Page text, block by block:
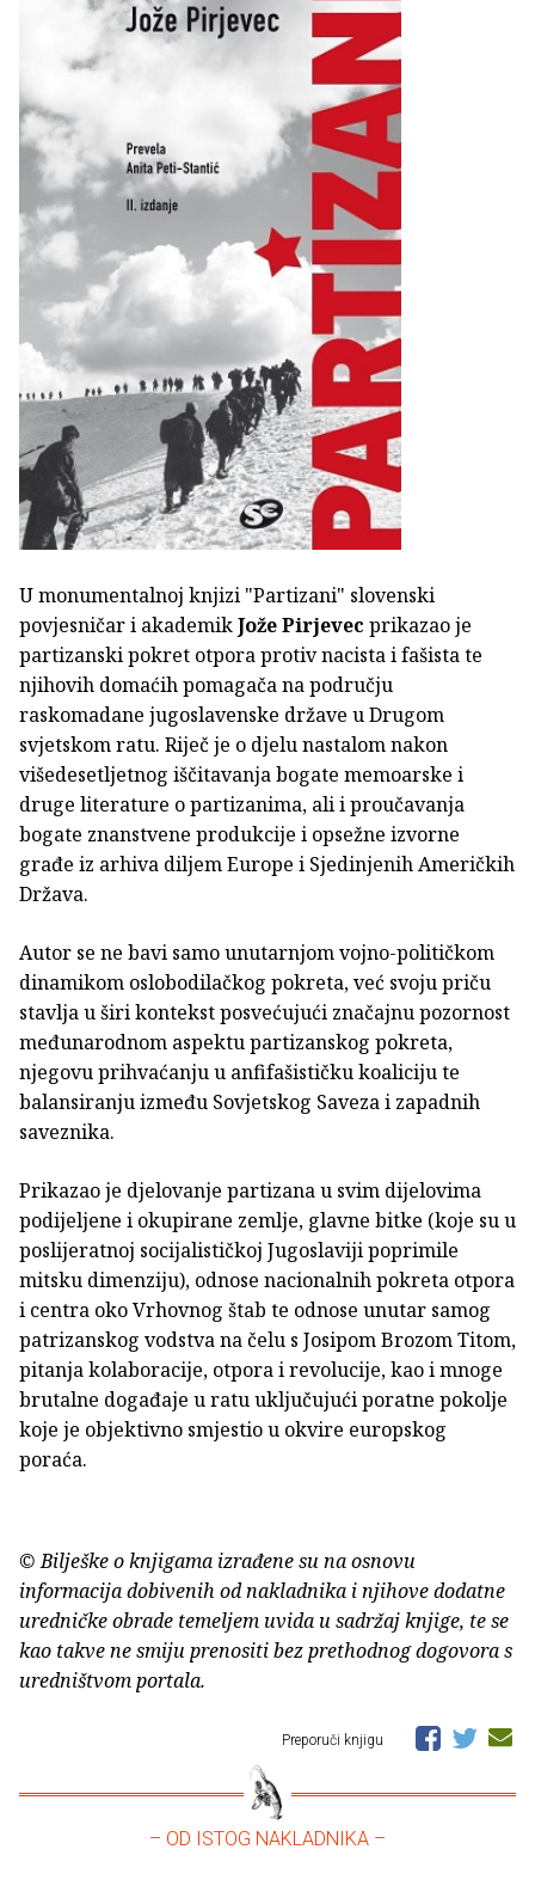
U monumentalnoj knjizi "Partizani" slovenski
povjesničar i akademikJože Pirjevec prikazao je
partizanski pokret otpora protiv nacista i fašista te
njihovih domaćih pomagača na području
raskomadane jugoslavenske države u Drugom
svjetskom ratu. Riječ je o djelu nastalom nakon
višedesetljetnog iščitavanja bogate memoarske i
druge literature o partizanima, ali i proučavanja
bogate znanstvene produkcije i opsežne izvorne
građe iz arhiva diljem Europe i Sjedinjenih Američkih
Država.
Autor se ne bavi samo unutarnjom vojno-političkom
dinamikom oslobodilačkog pokreta, već svoju priču
stavlja u širi kontekst posvećujući značajnu pozornost
međunarodnom aspektu partizanskog pokreta,
njegovu prihvaćanju u anfifašističku koaliciju te
balansiranju između Sovjetskog Saveza i zapadnih
saveznika.
Prikazao je djelovanje partizana u svim dijelovima
podijeljene i okupirane zemlje, glavne bitke (koje su u
poslijeratnoj socijalističkoj Jugoslaviji poprimile
mitsku dimenziju), odnose nacionalnih pokreta otpora
i centra oko Vrhovnog štab te odnose unutar samog
patrizanskog vodstva na čelu s Josipom Brozom Titom,
pitanja kolaboracije, otpora i revolucije, kao i mnoge
brutalne događaje u ratu uključujući poratne pokolje
koje je objektivno smjestio u okvire europskog
poraća.
© Bilješke o knjigama izrađene su na osnovu
informacija dobivenih od nakladnika i njihove dodatne
uredničke obrade temeljem uvida u sadržaj knjige, te se
kao takve ne smiju prenositi bez prethodnog dogovora s
uredništvom portala.
Preporuči knjigu
– OD ISTOG NAKLADNIKA –